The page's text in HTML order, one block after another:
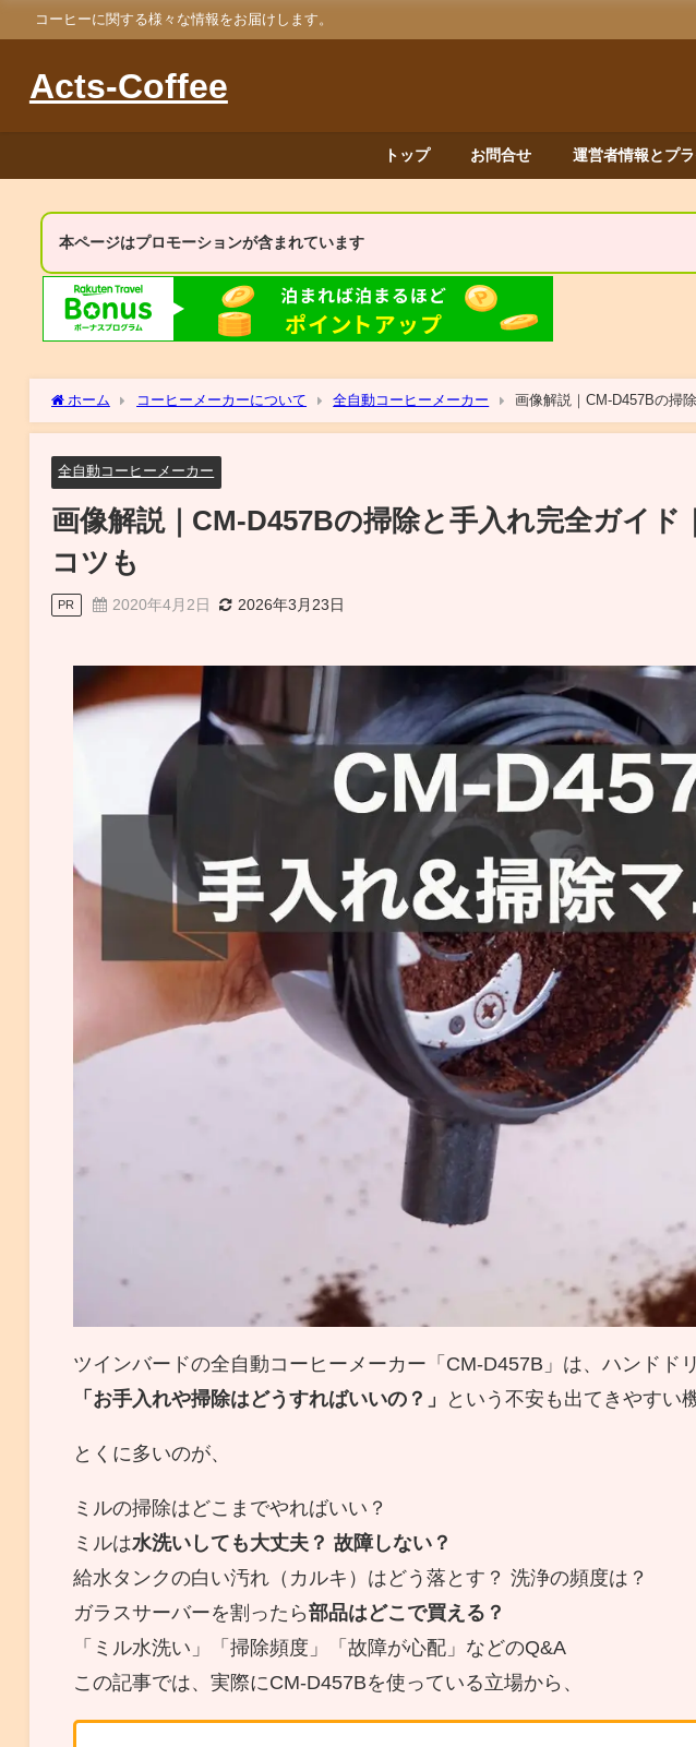
コーヒーに関する様々な情報をお届けします。
Acts-Coffee
トップ お問合せ 運営者情報とプ
本ページはプロモーションが含まれています
ホーム コーヒーメーカーについて 全自動コーヒーメーカー 画像解説｜CM-D457Bの掃
全自動コーヒーメーカー
画像解説｜CM-D457Bの掃除と手入れ完全ガイド
コツも
PR 2020年4月2日 2026年3月23日
ツインバードの全自動コーヒーメーカー「CM-D457B」は、ハンドド
「お手入れや掃除はどうすればいいの？」
という不安も出てきやすい
とくに多いのが、
ミルの掃除はどこまでやればいい？
ミルは水洗いしても大丈夫？ 故障しない？
給水タンクの白い汚れ（カルキ）はどう落とす？ 洗浄の頻度は？
ガラスサーバーを割ったら部品はどこで買える？
「ミル水洗い」「掃除頻度」「故障が心配」などのQ&A
この記事では、実際にCM-D457Bを使っている立場から、